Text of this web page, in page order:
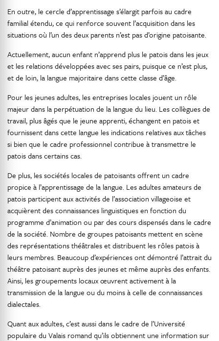
En outre, le cercle d’apprentissage s’élargit parfois au cadre
familial étendu, ce qui renforce souvent l’acquisition dans les
situations où l’un des deux parents n’est pas d’origine patoisante.
Actuellement, aucun enfant n’apprend plus le patois dans les jeux
et les relations développées avec ses pairs, puisque ce n’est plus,
et de loin, la langue majoritaire dans cette classe d’âge.
Pour les jeunes adultes, les entreprises locales jouent un rôle
majeur dans la perpétuation de la langue du lieu. Les collègues de
travail, plus âgés que le jeune apprenti, échangent en patois et
fournissent dans cette langue les indications relatives aux tâches
si bien que le cadre professionnel contribue à transmettre le
patois dans certains cas.
De plus, les sociétés locales de patoisants offrent un cadre
propice à l’apprentissage de la langue. Les adultes amateurs de
patois participent aux activités de l’association villageoise et
acquièrent des connaissances linguistiques en fonction du
programme d’animation ou par des cours dispensés dans le cadre
de la société. Nombre de groupes patoisants mettent en scène
des représentations théâtrales et distribuent les rôles patois à
leurs membres. Beaucoup d’expériences ont démontré l’attrait du
théâtre patoisant auprès des jeunes et même auprès des enfants.
Ainsi, les groupements locaux œuvrent activement à la
transmission de la langue ou du moins à celle de connaissances
dialectales.
Quant aux adultes, c’est aussi dans le cadre de l’Université
populaire du Valais romand qu’ils obtiennent une information sur